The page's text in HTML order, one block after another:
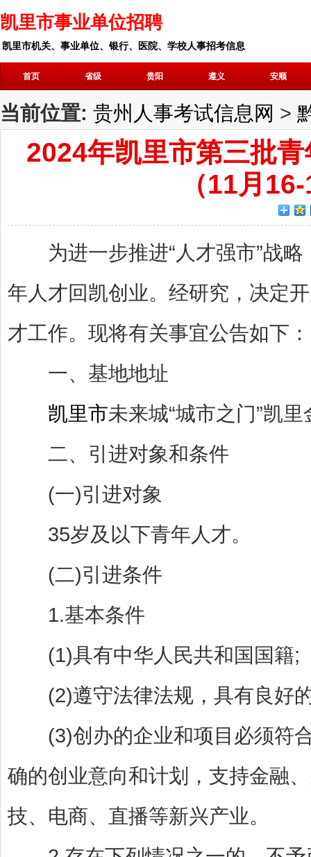
凯里市事业单位招聘
凯里市机关、事业单位、银行、医院、学校人事招考信息
首页 省级 贵阳 遵义 安顺
当前位置: 贵州人事考试信息网 >
2024年凯里市第三批
（11月
为进一步推进“人才强市”战略
年人才回凯创业。经研究，决定
才工作。现将有关事宜公告如下：
一、基地地址
凯里市未来城“城市之门”凯
二、引进对象和条件
(一)引进对象
35岁及以下青年人才。
(二)引进条件
1.基本条件
(1)具有中华人民共和国国籍;
(2)遵守法律法规，具有良好
(3)创办的企业和项目必须符合
确的创业意向和计划，支持金融
技、电商、直播等新兴产业。